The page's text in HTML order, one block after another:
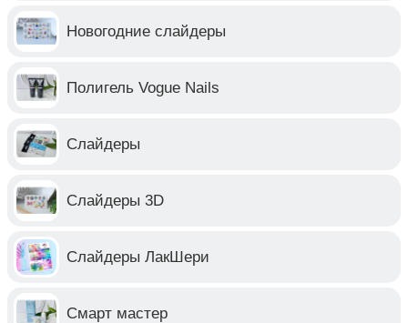
Новогодние слайдеры
Полигель Vogue Nails
Слайдеры
Слайдеры 3D
Слайдеры ЛакШери
Смарт мастер